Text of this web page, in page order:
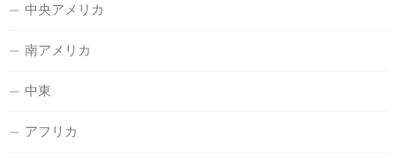
中央アメリカ
南アメリカ
中東
アフリカ